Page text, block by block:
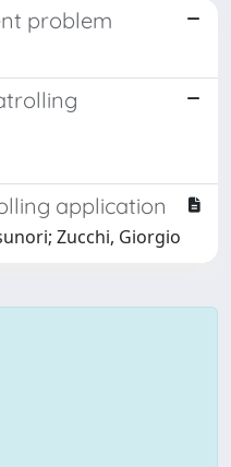
problem
application
Zucchi, Giorgio